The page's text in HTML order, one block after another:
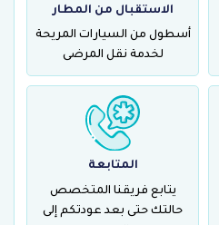
الاستقبال من المطار
أسطول من السيارات المريحة
لخدمة نقل المرضى
المتابعة
يتابع فريقنا المتخصص
حالتك حتى بعد عودتكم إلى